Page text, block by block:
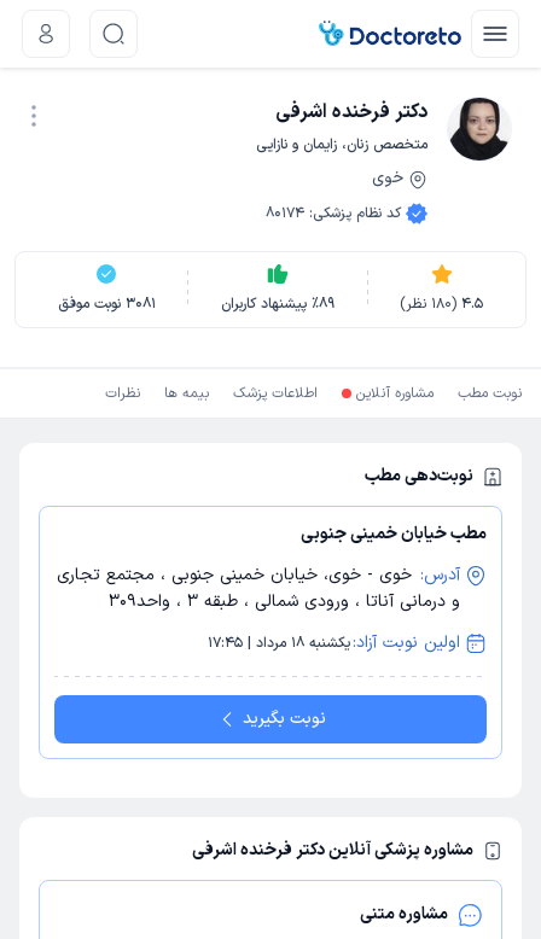
دکتر فرخنده اشرفی
متخصص زنان، زایمان و نازایی
خوی
کد نظام پزشکی:
80174
4.5
(
180 نظر) ٪89 پیشنهاد کاربران 3081 نوبت موفق
نوبت مطب مشاوره آنلاین اطلاعات پزشک بیمه ها نظرات
نوبت‌دهی مطب
مطب خیابان خمینی جنوبی
آدرس: خوی - خوی، خیابان خمینی جنوبی ، مجتمع تجاری
و درمانی آناتا ، ورودی شمالی ، طبقه 3 ، واحد309
اولین نوبت آزاد:یکشنبه 18 مرداد | 17:45
نوبت بگیرید
مشاوره پزشکی آنلاین دکتر فرخنده اشرفی
مشاوره متنی